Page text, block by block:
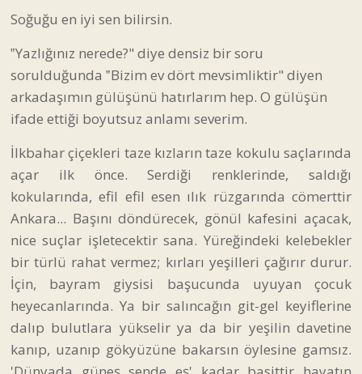
Soğuğu en iyi sen bilirsin.
‟Yazlığınız nerede?" diye densiz bir soru
sorulduğunda ‟Bizim ev dört mevsimliktir" diyen
arkadaşımın gülüşünü hatırlarım hep. O gülüşün
ifade ettiği boyutsuz anlamı severim.
İlkbahar çiçekleri taze kızların taze kokulu saçlarında
açar ilk önce. Serdiği renklerinde, saldığı
kokularında, efil efil esen ılık rüzgarında cömerttir
Ankara... Başını döndürecek, gönül kafesini açacak,
nice suçlar işletecektir sana. Yüreğindeki kelebekler
bir türlü rahat vermez; kırları yeşilleri çağırır durur.
İçin, bayram giysisi başucunda uyuyan çocuk
heyecanlarında. Ya bir salıncağın git-gel keyiflerine
dalıp bulutlara yükselir ya da bir yeşilin davetine
kanıp, uzanıp gökyüzüne bakarsın öylesine gamsız.